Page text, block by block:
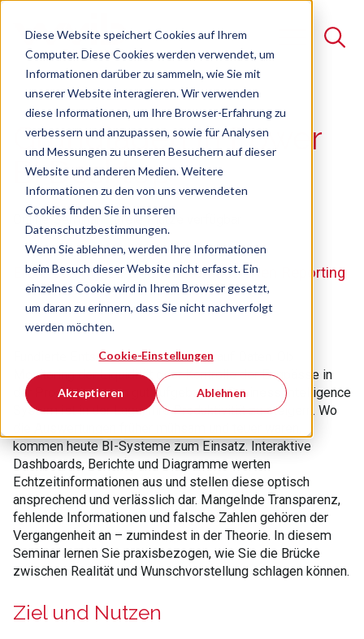
Diese Website speichert Cookies auf Ihrem
Computer. Diese Cookies werden verwendet, um
Informationen darüber zu sammeln, wie Sie mit
unserer Website interagieren. Wir verwenden
diese Informationen, um Ihre Browser-Erfahrung zu
verbessern und anzupassen, sowie für Analysen
und Messungen zu unseren Besuchern auf dieser
Website und anderen Medien. Weitere
Informationen zu den von uns verwendeten
Cookies finden Sie in unseren
Datenschutzbestimmungen.
Wenn Sie ablehnen, werden Ihre Informationen
beim Besuch dieser Website nicht erfasst. Ein
einzelnes Cookie wird in Ihrem Browser gesetzt,
um daran zu erinnern, dass Sie nicht nachverfolgt
werden möchten.
Cookie-Einstellungen
Akzeptieren Ablehnen
Suche
Es gibt keine Vorschläge, da das Suchfeld leer ist.
Grundlagen in Power
BI Desktop
Online-Seminar Freie Plätze verfügbar
Erste Schritte zu einem automatisierten Reporting
Fundierte Entscheidungen basieren auf Daten. Ob
Monitoring der Liquidität oder Kontrolle der Engpässe in
der Produktion – ein gut aufgebautes Business Intelligence
System ist in der Lage, Ihre Produktivität zu steigern. Wo
kommen heute BI-Systeme zum Einsatz. Interaktive
Dashboards, Berichte und Diagramme werten
Echtzeitinformationen aus und stellen diese optisch
ansprechend und verlässlich dar. Mangelnde Transparenz,
fehlende Informationen und falsche Zahlen gehören der
Vergangenheit an – zumindest in der Theorie. In diesem
Seminar lernen Sie praxisbezogen, wie Sie die Brücke
zwischen Realität und Wunschvorstellung schlagen können.
Ziel und Nutzen